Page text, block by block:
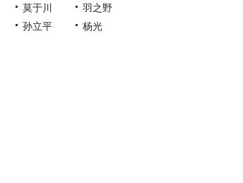
莫于川
羽之野
孙立平 杨光